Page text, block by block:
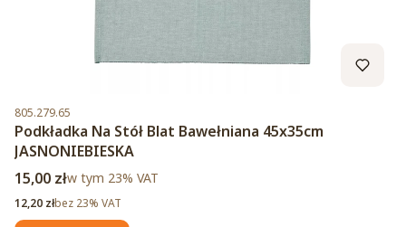
Kod produktu
805.279.65
Podkładka Na Stół Blat Bawełniana 45x35cm
JASNONIEBIESKA
Cena brutto
15,00 złw tym %s VAT
w tym 23% VAT
Cena netto
12,20 złbez 23% VAT